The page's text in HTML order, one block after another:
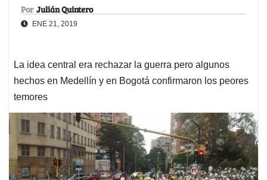
Por Julián Quintero
ENE 21, 2019
La idea central era rechazar la guerra pero algunos
hechos en Medellín y en Bogotá confirmaron los peores
temores